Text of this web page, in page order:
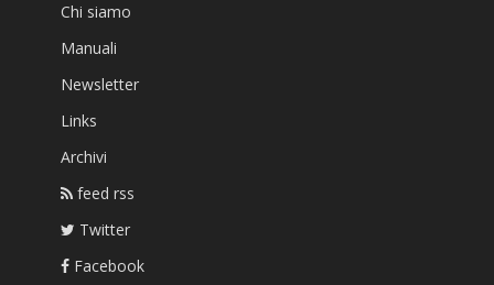
Chi siamo
Manuali
Newsletter
Links
Archivi
feed rss
Twitter
Facebook